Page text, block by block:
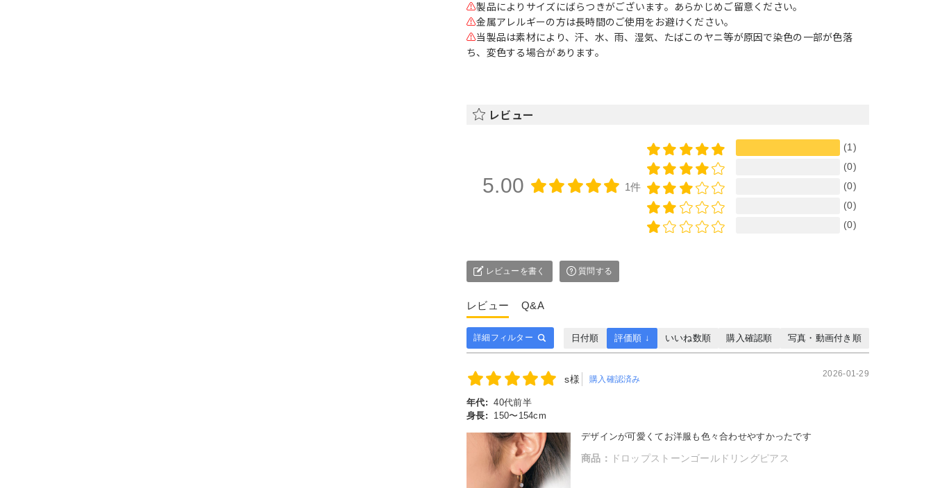
⚠製品によりサイズにばらつきがございます。あらかじめご留意ください。
⚠金属アレルギーの方は長時間のご使用をお避けください。
⚠当製品は素材により、汗、水、雨、湿気、たばこのヤニ等が原因で染色の一部が色落
ち、変色する場合があります。
レビュー
5.00 1件
(1)
(0)
(0)
(0)
(0)
レビューを書く 質問する
レビュー Q&A
詳細フィルター 日付順 評価順 ↓ いいね数順 購入確認順 写真・動画付き順
s様 購入確認済み
2026-01-29
年代: 40代前半
身長:
150〜154cm
デザインが可愛くてお洋服も色々合わせやすかったです
商品： ドロップストーンゴールドリングピアス